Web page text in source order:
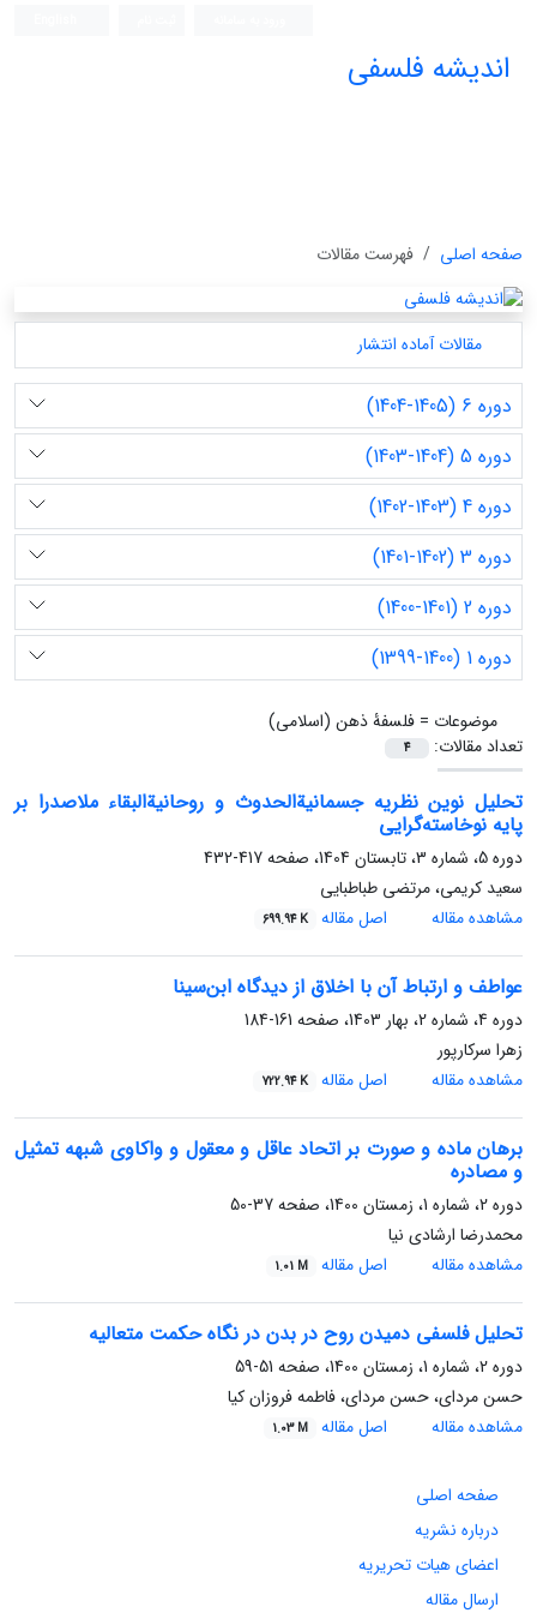
اندیشه فلسفی
صفحه اصلی فهرست مقالات
مقالات آماده انتشار
دوره 6 (1405-1404)
دوره 5 (1404-1403)
دوره 4 (1403-1402)
دوره 3 (1402-1401)
دوره 2 (1401-1400)
دوره 1 (1400-1399)
موضوعات =فلسفۀ ذهن (اسلامی)
تعداد مقالات:
4
تحلیل نوین نظریه جسمانیة‌الحدوث و روحانیة‌البقاء ملاصدرا بر
پایه نوخاسته‌گرایی
دوره 5، شماره 3، تابستان 1404، صفحه
417-432
سعید کریمی، مرتضی طباطبایی
مشاهده مقاله
اصل مقاله 699.94 K
عواطف و ارتباط آن با اخلاق از دیدگاه ابن‌سینا
دوره 4، شماره 2، بهار 1403، صفحه
161-184
زهرا سرکارپور
مشاهده مقاله
اصل مقاله 722.94 K
برهان ماده و صورت بر اتحاد عاقل و معقول و واکاوی شبهه تمثیل
و مصادره
دوره 2، شماره 1، زمستان 1400، صفحه
37-50
محمدرضا ارشادی نیا
مشاهده مقاله
اصل مقاله 1.01 M
تحلیل فلسفی دمیدن روح در بدن در نگاه حکمت متعالیه
دوره 2، شماره 1، زمستان 1400، صفحه
51-59
حسن مردای، حسن مردای، فاطمه فروزان کیا
مشاهده مقاله
اصل مقاله 1.03 M
صفحه اصلی
درباره نشریه
اعضای هیات تحریریه
ارسال مقاله